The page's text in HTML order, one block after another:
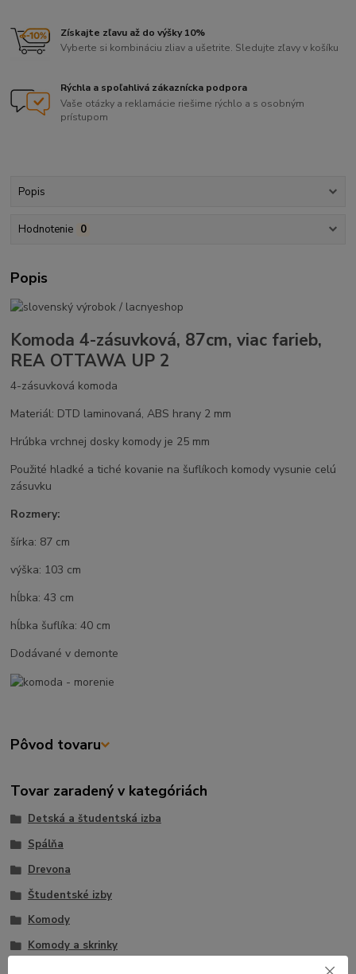
Získajte zľavu až do výšky 10%
Vyberte si kombináciu zliav a ušetrite. Sledujte zľavy v košíku
Rýchla a spoľahlivá zákaznícka podpora
Vaše otázky a reklamácie riešime rýchlo a s osobným
prístupom
Popis
Hodnotenie 0
Popis
Komoda 4-zásuvková, 87cm, viac farieb,
REA OTTAWA UP 2
4-zásuvková komoda
Materiál: DTD laminovaná, ABS hrany 2 mm
Hrúbka vrchnej dosky komody je 25 mm
Použité hladké a tiché kovanie na šuflíkoch komody vysunie celú
zásuvku
Rozmery:
šírka: 87 cm
výška: 103 cm
hĺbka: 43 cm
hĺbka šuflíka: 40 cm
Dodávané v demonte
Pôvod tovaru
Tovar zaradený v kategóriách
Detská a študentská izba
Spálňa
Drevona
Študentské izby
Komody
Komody a skrinky